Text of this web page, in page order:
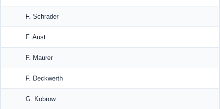
F. Schrader
F. Aust
F. Maurer
F. Deckwerth
G. Kobrow